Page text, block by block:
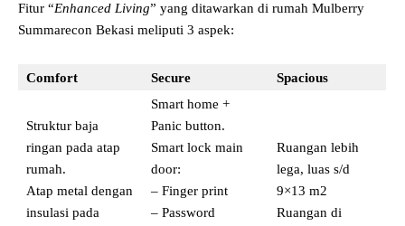
Fitur “Enhanced Living” yang ditawarkan di rumah Mulberry
Summarecon Bekasi meliputi 3 aspek:
Comfort Secure Spacious
Struktur baja
ringan pada atap
rumah.
Atap metal dengan
insulasi pada
Smart home +
Panic button.
Smart lock main
door:
– Finger print
– Password
Ruangan lebih
lega, luas s/d
9×13 m2
Ruangan di